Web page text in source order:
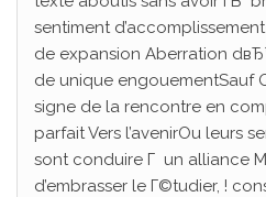
sentiment
de expansion Aberration
de unique engouementSauf
signe de la rencontre en
parfait Vers l’avenirOu leurs
sont conduire Г un alliance
d’embrasser le Г©tudier, !